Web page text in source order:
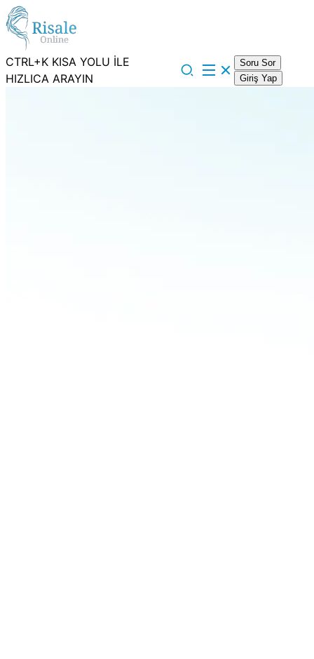
CTRL+K KISA YOLU İLE
HIZLICA ARAYIN
Soru Sor
Giriş Yap